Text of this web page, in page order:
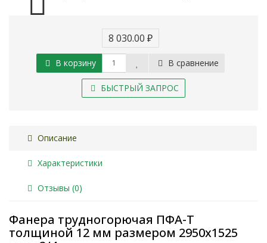
8 030.00 ₽
В корзину В сравнение
БЫСТРЫЙ ЗАПРОС
Описание
Характеристики
Отзывы (0)
Фанера трудногорючая ПФА-Т
толщиной 12 мм размером 2950х1525